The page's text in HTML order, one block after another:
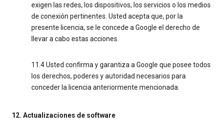
exigen las redes, los dispositivos, los servicios o los medios
de conexión pertinentes. Usted acepta que, por la
presente licencia, se le concede a Google el derecho de
llevar a cabo estas acciones.
11.4 Usted confirma y garantiza a Google que posee todos
los derechos, poderes y autoridad necesarios para
conceder la licencia anteriormente mencionada.
12. Actualizaciones de software